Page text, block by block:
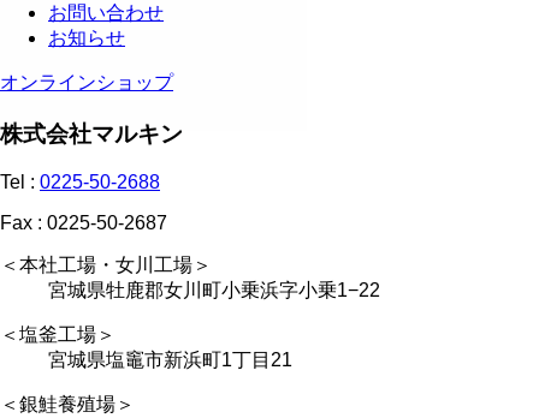
お問い合わせ
お知らせ
オンラインショップ
株式会社マルキン
Tel : 0225-50-2688
Fax : 0225-50-2687
＜本社工場・女川工場＞
宮城県牡鹿郡女川町小乗浜字小乗1−22
＜塩釜工場＞
宮城県塩竈市新浜町1丁目21
＜銀鮭養殖場＞